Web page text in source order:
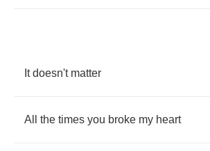
It doesn't matter
All the times you broke my heart